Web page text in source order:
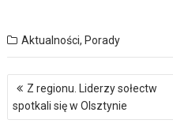
Aktualności, Porady
Nawigacja
wpisu
Z regionu. Liderzy sołectw
spotkali się w Olsztynie